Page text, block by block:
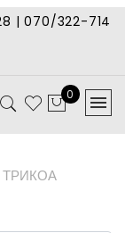
| 070/322-714
0